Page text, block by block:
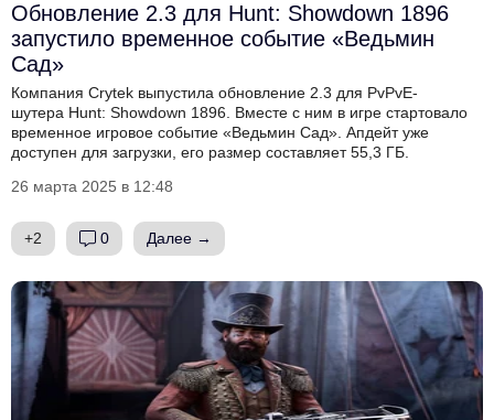
Обновление 2.3 для Hunt: Showdown 1896
запустило временное событие «Ведьмин
Сад»
Компания Crytek выпустила обновление 2.3 для PvPvE-
шутера Hunt: Showdown 1896. Вместе с ним в игре стартовало
временное игровое событие «Ведьмин Сад». Апдейт уже
доступен для загрузки, его размер составляет 55,3 ГБ.
26 марта 2025 в 12:48
+2 0 Далее →